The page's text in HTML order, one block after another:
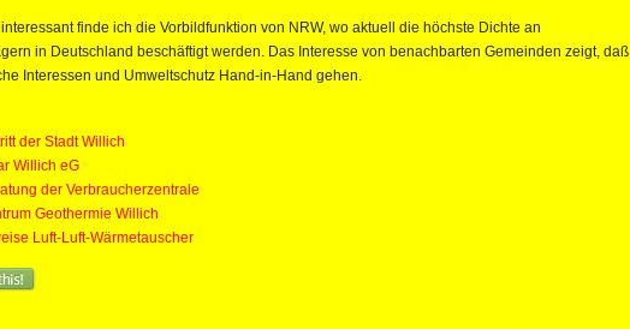
finde ich die Vorbildfunktion von NRW, wo aktuell die höchste Dichte an
in Deutschland beschäftigt werden. Das Interesse von benachbarten Gemeinden zeigt, daß
Interessen und Umweltschutz Hand-in-Hand gehen.
der Stadt Willich
Willich eG
der Verbraucherzentrale
Geothermie Willich
Luft-Luft-Wärmetauscher